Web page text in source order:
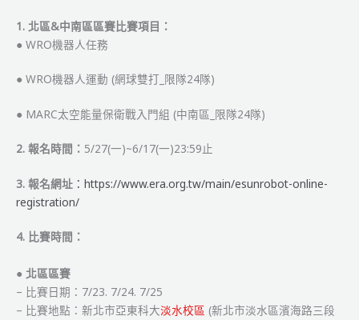
盟
賽
賽】
程
&
單
1. 北區&中南區區賽比賽項目：
● WRO機器人任務
● WRO機器人運動 (網球雙打_限隊24隊)
● MARC太空能量保衛戰入門組 (中南區_限隊24隊)
2. 報名時間： 5/27(一)~6/17(一)23:59止
3. 報名網址 ：https://www.era.org.tw/main/esunrobot-online-
registration/
4. 比賽時間：
● 北區區賽
– 比賽日期：7/23. 7/24. 7/25
– 比賽地點：新北市亞東科大淡水校區 (新北市淡水區濱海路三段